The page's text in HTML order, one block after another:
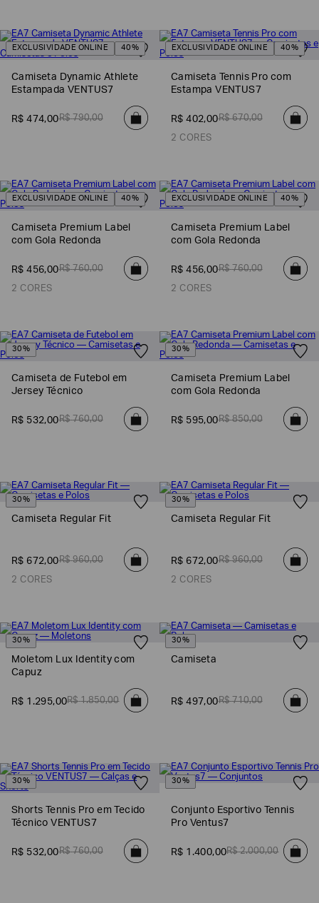
EXCLUSIVIDADE ONLINE 40%
Camiseta Dynamic Athlete
Estampada VENTUS7
R$ 474,00R$ 790,00
EXCLUSIVIDADE ONLINE 40%
Camiseta Tennis Pro com
Estampa VENTUS7
R$ 402,00R$ 670,00
2 CORES
EXCLUSIVIDADE ONLINE 40%
Camiseta Premium Label
com Gola Redonda
R$ 456,00R$ 760,00
2 CORES
EXCLUSIVIDADE ONLINE 40%
Camiseta Premium Label
com Gola Redonda
R$ 456,00R$ 760,00
2 CORES
30%
Camiseta de Futebol em
Jersey Técnico
R$ 532,00R$ 760,00
30%
Camiseta Premium Label
com Gola Redonda
R$ 595,00R$ 850,00
30%
Camiseta Regular Fit
R$ 672,00R$ 960,00
2 CORES
30%
Camiseta Regular Fit
R$ 672,00R$ 960,00
2 CORES
30%
Moletom Lux Identity com
Capuz
R$ 1 .295,00R$ 1.850,00
30%
Camiseta
R$ 497,00R$ 710,00
30%
Shorts Tennis Pro em Tecido
Técnico VENTUS7
R$ 532,00R$ 760,00
30%
Conjunto Esportivo Tennis
Pro Ventus7
R$ 1 .400,00R$ 2.000,00
NASCIMENTO*
interessado
Selecionar
todos
Armani
EA7
Produtos
Produtos
Masculinos